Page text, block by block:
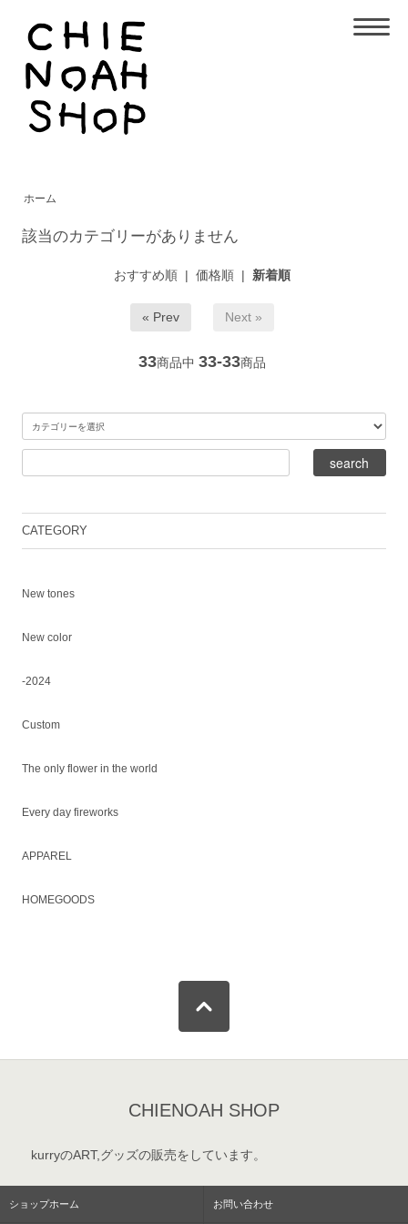
ホーム
該当のカテゴリーがありません
おすすめ順| 価格順| 新着順
« Prev Next »
33商品中 33-33商品
CATEGORY
New tones
New color
-2024
Custom
The only flower in the world
Every day fireworks
APPAREL
HOMEGOODS
CHIENOAH SHOP
kurryのART,グッズの販売をしています。
ショップホーム お問い合わせ